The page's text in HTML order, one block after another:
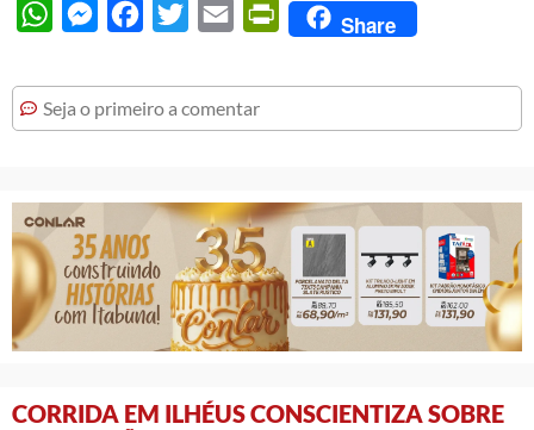
WhatsAppMessengerFacebook
Twitter Email PrintFriendly
Share
Seja o primeiro a comentar
CORRIDA EM ILHÉUS CONSCIENTIZA SOBRE